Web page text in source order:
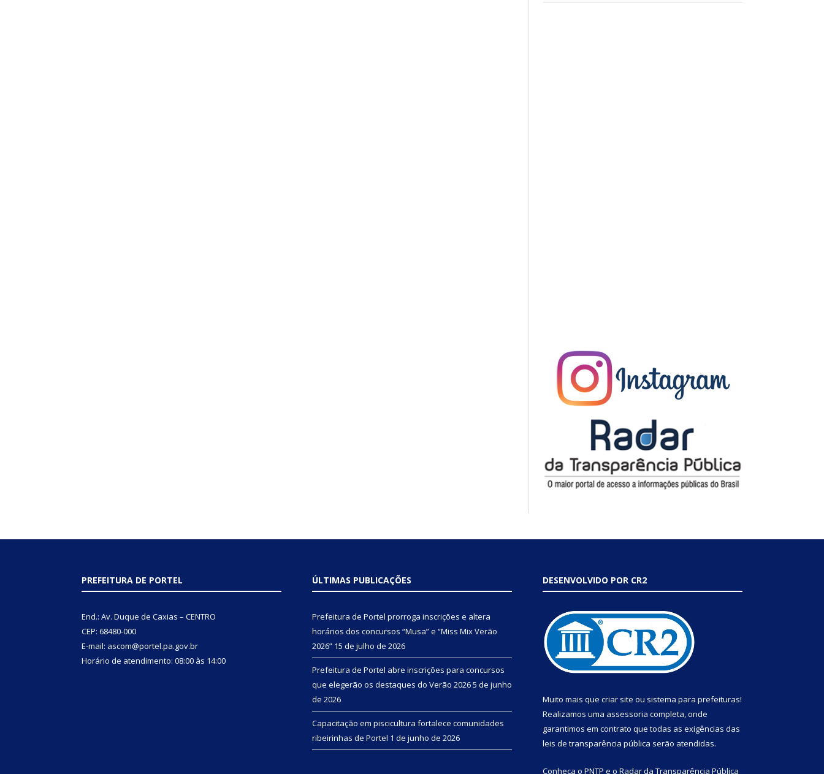
PREFEITURA DE PORTEL
End.: Av. Duque de Caxias – CENTRO
CEP: 68480-000
E-mail: ascom@portel.pa.gov.br
Horário de atendimento: 08:00 às 14:00
ÚLTIMAS PUBLICAÇÕES
Prefeitura de Portel prorroga inscrições e altera
horários dos concursos “Musa” e “Miss Mix Verão
2026” 15 de julho de 2026
Prefeitura de Portel abre inscrições para concursos
que elegerão os destaques do Verão 20265 de junho
de 2026
Capacitação em piscicultura fortalece comunidades
ribeirinhas de Portel 1 de junho de 2026
DESENVOLVIDO POR CR2
Muito mais que criar site ou sistema para prefeituras!
Realizamos uma assessoria completa, onde
garantimos em contrato que todas as exigências das
leis de transparência pública serão atendidas.
Conheça o PNTP e o Radar da Transparência Pública